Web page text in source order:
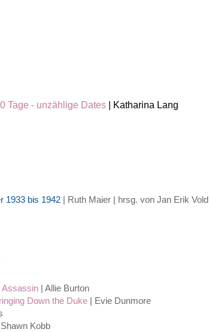
Tage - unzählige Dates | Katharina Lang
1933 bis 1942 | Ruth Maier | hrsg. von Jan Erik Vold
Assassin | Allie Burton
Down the Duke | Evie Dunmore
Kobb